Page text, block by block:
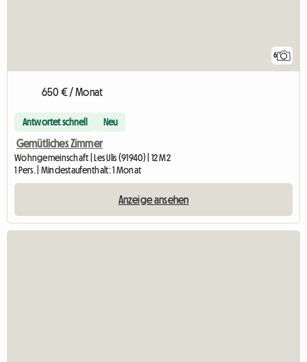
6
650 € / Monat
Antwortet schnell Neu
Gemütliches Zimmer
Wohngemeinschaft | Les Ulis (91940) | 12 M2
1 Pers. | Mindestaufenthalt: 1 Monat
Anzeige ansehen